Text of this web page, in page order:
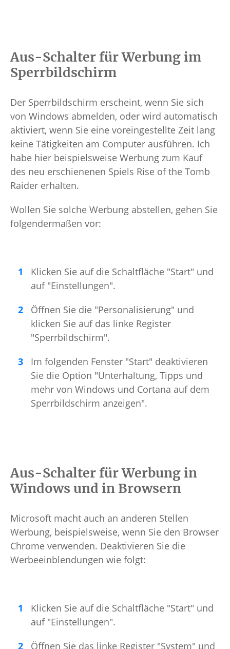
Aus-Schalter für Werbung im
Sperrbildschirm
Der Sperrbildschirm erscheint, wenn Sie sich
von Windows abmelden, oder wird automatisch
aktiviert, wenn Sie eine voreingestellte Zeit lang
keine Tätigkeiten am Computer ausführen. Ich
habe hier beispielsweise Werbung zum Kauf
des neu erschienenen Spiels Rise of the Tomb
Raider erhalten.
Wollen Sie solche Werbung abstellen, gehen Sie
folgendermaßen vor:
Klicken Sie auf die Schaltfläche "Start" und
auf "Einstellungen".
Öffnen Sie die "Personalisierung" und
klicken Sie auf das linke Register
"Sperrbildschirm".
Im folgenden Fenster "Start" deaktivieren
Sie die Option "Unterhaltung, Tipps und
mehr von Windows und Cortana auf dem
Sperrbildschirm anzeigen".
Aus-Schalter für Werbung in
Windows und in Browsern
Microsoft macht auch an anderen Stellen
Werbung, beispielsweise, wenn Sie den Browser
Chrome verwenden. Deaktivieren Sie die
Werbeeinblendungen wie folgt:
Klicken Sie auf die Schaltfläche "Start" und
auf "Einstellungen".
Öffnen Sie das linke Register "System" und